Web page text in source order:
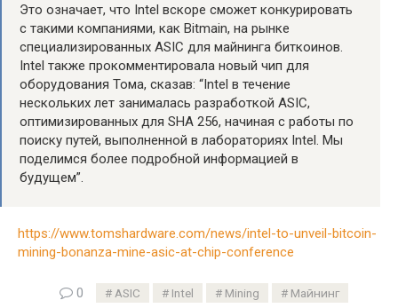
Это означает, что Intel вскоре сможет конкурировать
с такими компаниями, как Bitmain, на рынке
специализированных ASIC для майнинга биткоинов.
Intel также прокомментировала новый чип для
оборудования Тома, сказав: “Intel в течение
нескольких лет занималась разработкой ASIC,
оптимизированных для SHA 256, начиная с работы по
поиску путей, выполненной в лабораториях Intel. Мы
поделимся более подробной информацией в
будущем”.
https://www.tomshardware.com/news/intel-to-unveil-bitcoin-
mining-bonanza-mine-asic-at-chip-conference
0 ASIC Intel Mining Майнинг